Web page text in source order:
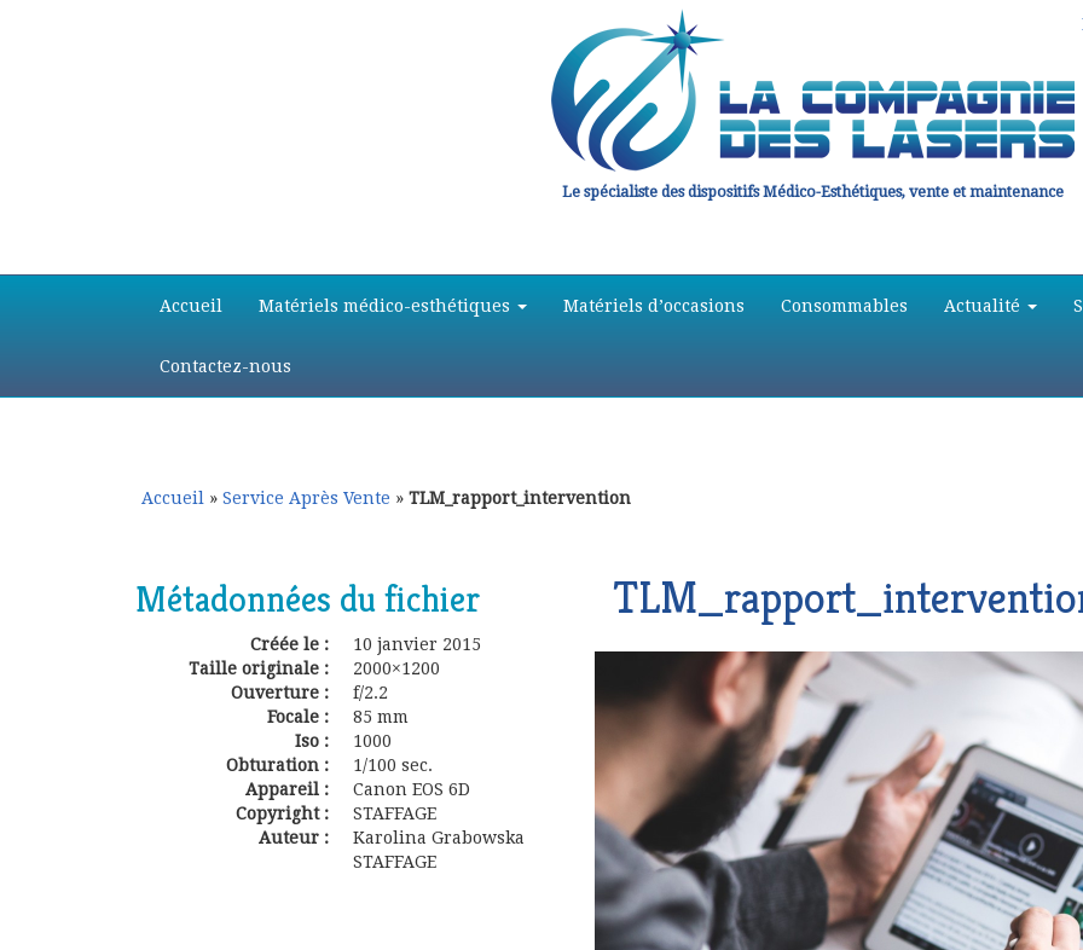
Le spécialiste des dispositifs Médico-Esthétiques, vente et maintenance
principal
secondaire
Accueil Matériels médico-esthétiques Matériels d’occasions Consommables Actualité
Contactez-nous
Accueil » Service Après Vente » TLM_rapport_intervention
Métadonnées du fichier
Créée le :
10 janvier 2015
Taille originale :
2000×1200
Ouverture :
f/2.2
Focale :
85 mm
Iso :
1000
Obturation :
1/100 sec.
Appareil :
Canon EOS 6D
Copyright :
STAFFAGE
Auteur :
Karolina Grabowska
STAFFAGE